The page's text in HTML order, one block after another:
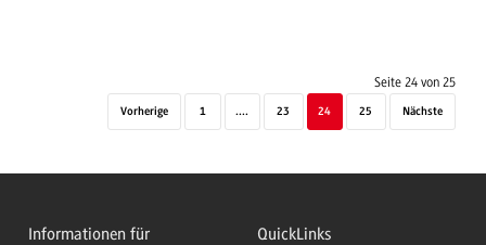
Seite 24 von 25
Vorherige 1 .... 23 24 25 Nächste
Informationen für QuickLinks